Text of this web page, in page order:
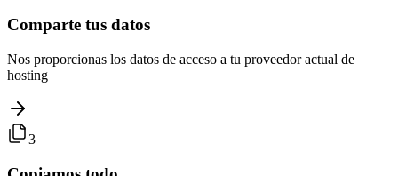
Comparte tus datos
Nos proporcionas los datos de acceso a tu proveedor actual de
hosting
3